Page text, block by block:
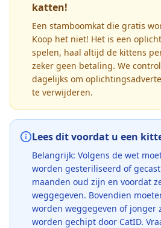
katten!
Een stamboomkat die gratis
Koop het niet! Het is een
spelen, haal altijd de kittens
zeker geen betaling. We
dagelijks om
te verwijderen.
Lees dit voordat u een
Belangrijk: Volgens de wet
worden gesteriliseerd of
maanden oud zijn en voordat
weggegeven. Bovendien
worden weggegeven of jonger
worden gechipt door CatID.